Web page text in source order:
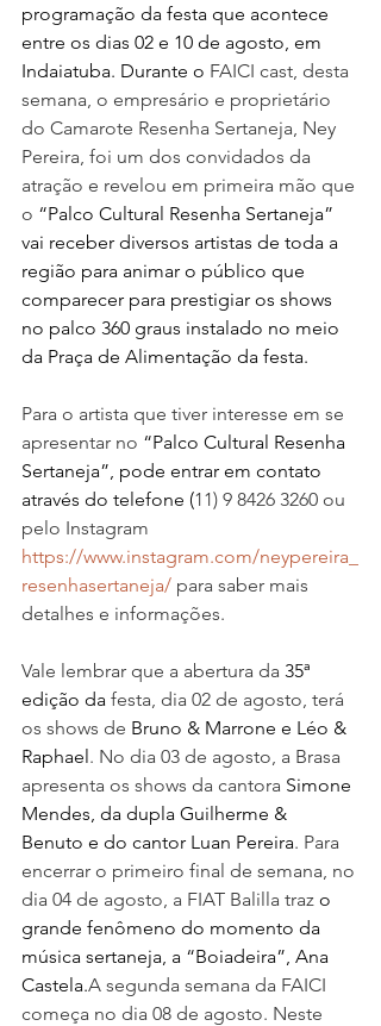
programação da festa que acontece
entre os dias 02 e 10 de agosto, em
Indaiatuba. Durante o FAICI cast, desta
semana, o empresário e proprietário
do Camarote Resenha Sertaneja, Ney
Pereira, foi um dos convidados da
atração e revelou em primeira mão que
o “Palco Cultural Resenha Sertaneja”
vai receber diversos artistas de toda a
região para animar o público que
comparecer para prestigiar os shows
no palco 360 graus instalado no meio
da Praça de Alimentação da festa.
Para o artista que tiver interesse em se
apresentar no “Palco Cultural Resenha
Sertaneja”, pode entrar em contato
através do telefone (11) 9 8426 3260 ou
pelo Instagram
https://www.instagram.com/neypereira_
resenhasertaneja/ para saber mais
detalhes e informações.
Vale lembrar que a abertura da 35ª
edição da festa, dia 02 de agosto, terá
os shows de Bruno & Marrone e Léo &
Raphael. No dia 03 de agosto, a Brasa
apresenta os shows da cantora Simone
Mendes, da dupla Guilherme &
Benuto e do cantor Luan Pereira. Para
encerrar o primeiro final de semana, no
dia 04 de agosto, a FIAT Balilla traz o
grande fenômeno do momento da
música sertaneja, a “Boiadeira”, Ana
Castela.A segunda semana da FAICI
começa no dia 08 de agosto. Neste